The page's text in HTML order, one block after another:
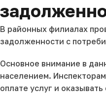
В районных филиалах
задолженности с
Основное внимание в
населением.
оплате услуг и